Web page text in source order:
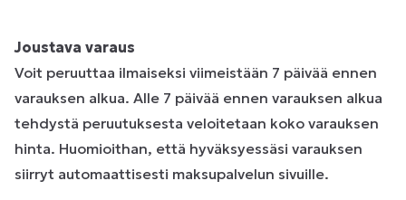
Joustava varaus
Voit peruuttaa ilmaiseksi viimeistään 7 päivää ennen
varauksen alkua. Alle 7 päivää ennen varauksen alkua
tehdystä peruutuksesta veloitetaan koko varauksen
hinta. Huomioithan, että hyväksyessäsi varauksen
siirryt automaattisesti maksupalvelun sivuille.